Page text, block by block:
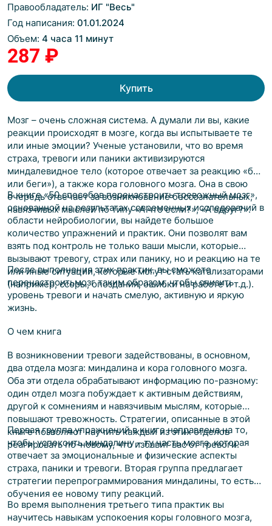
Правообладатель: ИГ "Весь"
Год написания: 01.01.2024
Объем: 4 часа 11 минут
287 ₽
Купить
Мозг – очень сложная система. А думали ли вы, какие
реакции происходят в мозге, когда вы испытываете те
или иные эмоции? Ученые установили, что во время
страха, тревоги или паники активизируются
миндалевидное тело (которое отвечает за реакцию «бей
или беги»), а также кора головного мозга. Она в свою
очередь отвечает за возникновение бессознательных,
навязчивых мыслей по типу «А что если?», «А вдруг?».
В книге «50 способов перенастроить тревожный мозг»,
основанной на результатах современных исследований в
области нейробиологии, вы найдете большое
количество упражнений и практик. Они позволят вам
взять под контроль не только ваши мысли, которые
вызывают тревогу, страх или панику, но и реакцию на те
или иные ситуации, которые могут стать катализаторами
(например, ссоры, опоздания, ошибки на работе и т.д.).
После выполнения этих практик, вы сможете
перенастроитьмозг таким образом, чтобы снизить
уровень тревоги и начать смелую, активную и яркую
жизнь.
О чем книга
В возникновении тревоги задействованы, в основном,
два отдела мозга: миндалина и кора головного мозга.
Оба эти отдела обрабатывают информацию по-разному:
один отдел мозга побуждает к активным действиям,
другой к сомнениям и навязчивым мыслям, которые
повышают тревожность. Стратегии, описанные в этой
книге позволяют научить каждый из этих отделов
реагировать по-новому, что избавит вас от тревоги.
Первая группа упражнений в книге направлена на то,
чтобы успокоить миндалину – ту часть мозга, которая
отвечает за эмоциональные и физические аспекты
страха, паники и тревоги. Вторая группа предлагает
стратегии перепрограммирования миндалины, то есть
обучения ее новому типу реакций.
Во время выполнения третьего типа практик вы
научитесь навыкам успокоения коры головного мозга,